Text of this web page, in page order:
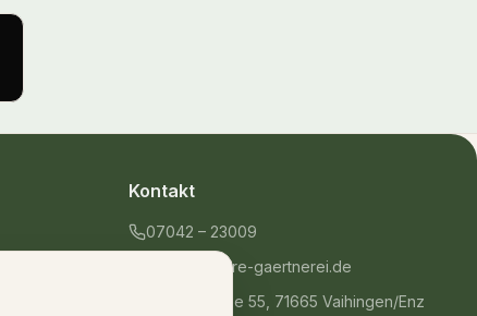
Kontakt
07042 – 23009
shop@unsere-gaertnerei.de
Dennefstraße 55, 71665 Vaihingen/Enz